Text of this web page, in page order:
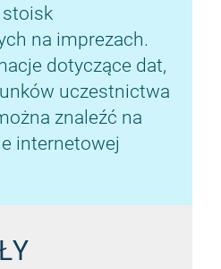
na imprezach.
dotyczące dat,
uczestnictwa
znaleźć na
internetowej